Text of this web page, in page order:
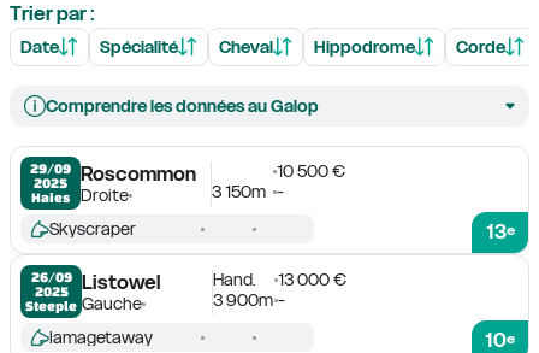
Trier par :
Date Spécialité Cheval Hippodrome Corde
Comprendre les données au Galop
29/09
2025
Haies
Roscommon
Droite
10 500 €
3 150m -
13e
Skyscraper
26/09
2025
Steeple
Listowel
Gauche
Hand.
13 000 €
3 900m -
10e
Iamagetaway